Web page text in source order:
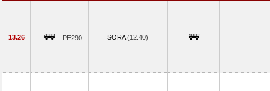
13.26 PE290 SORA(12.40)